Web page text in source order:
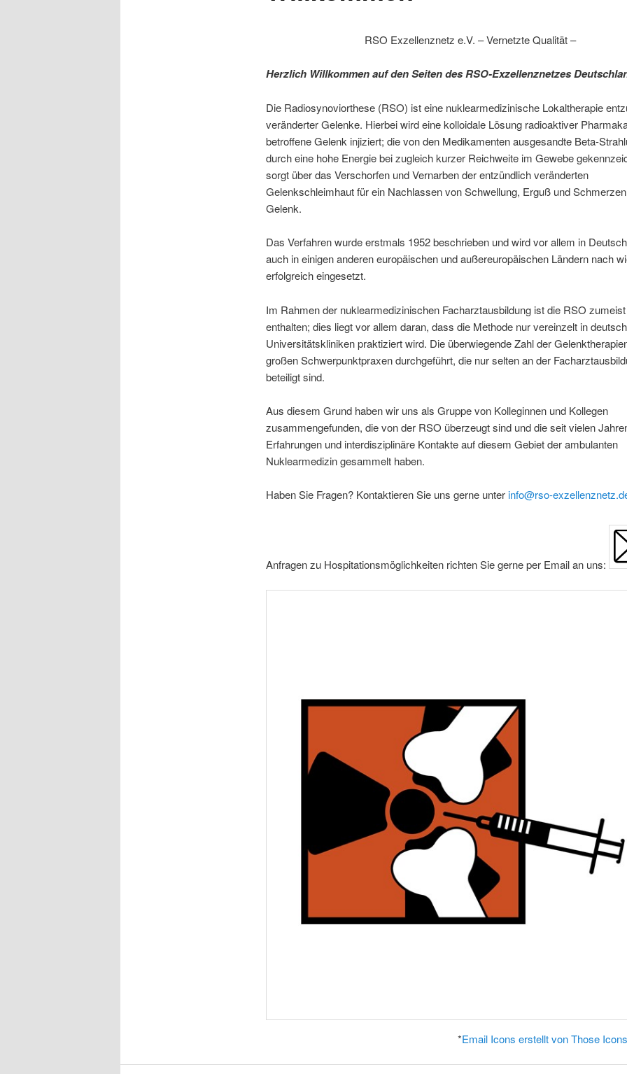
RSO Exzellenznetz e.V. – Vernetzte Qualität –
Herzlich Willkommen auf den Seiten des RSO-Exzellenznetzes
Die Radiosynoviorthese (RSO) ist eine nuklearmedizinische Lokaltherapie
veränderter Gelenke. Hierbei wird eine kolloidale Lösung radioaktiver
betroffene Gelenk injiziert; die von den Medikamenten ausgesandte Beta-
durch eine hohe Energie bei zugleich kurzer Reichweite im Gewebe
sorgt über das Verschorfen und Vernarben der entzündlich veränderten
Gelenkschleimhaut für ein Nachlassen von Schwellung, Erguß und
Gelenk.
Das Verfahren wurde erstmals 1952 beschrieben und wird vor allem in
auch in einigen anderen europäischen und außereuropäischen Ländern nach
erfolgreich eingesetzt.
Im Rahmen der nuklearmedizinischen Facharztausbildung ist die RSO
enthalten; dies liegt vor allem daran, dass die Methode nur vereinzelt in
Universitätskliniken praktiziert wird. Die überwiegende Zahl der
großen Schwerpunktpraxen durchgeführt, die nur selten an der
beteiligt sind.
Aus diesem Grund haben wir uns als Gruppe von Kolleginnen und Kollegen
zusammengefunden, die von der RSO überzeugt sind und die seit vielen
Erfahrungen und interdisziplinäre Kontakte auf diesem Gebiet der ambulanten
Nuklearmedizin gesammelt haben.
Haben Sie Fragen? Kontaktieren Sie uns gerne unterinfo@rso-
Anfragen zu Hospitationsmöglichkeiten richten Sie gerne per Email an uns:
*Email Icons erstellt von Those